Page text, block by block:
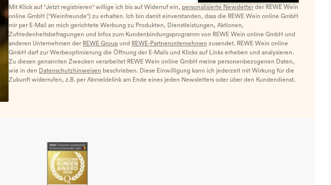
Mit Klick auf "Jetzt registrieren" willige ich bis auf Widerruf ein, personalisierte Newsletterder REWE Wein
online GmbH ("Weinfreunde") zu erhalten. Ich bin damit einverstanden, dass die REWE Wein online GmbH
mir per E-Mail an mich gerichtete Werbung zu Produkten, Dienstleistungen, Aktionen,
Zufriedenheitsbefragungen und Infos zum Kundenbindungsprogramm von REWE Wein online GmbH und
anderen Unternehmen der REWE Group und REWE-Partnerunternehmen zusendet. REWE Wein online
GmbH darf zur Werbeoptimierung die Öffnung der E-Mails und Klicks auf Links erheben und analysieren.
Zu diesen genannten Zwecken verarbeitet REWE Wein online GmbH meine personenbezogenen Daten,
wie in den Datenschutzhinweisen beschrieben. Diese Einwilligung kann ich jederzeit mit Wirkung für die
Zukunft widerrufen, z.B. per Abmeldelink am Ende eines jeden Newsletters oder über den Kundendienst.